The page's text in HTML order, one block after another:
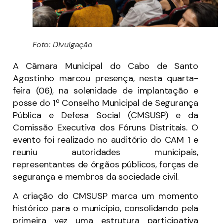
Foto: Divulgação
A Câmara Municipal do Cabo de Santo
Agostinho marcou presença, nesta quarta-
feira (06), na solenidade de implantação e
posse do 1º Conselho Municipal de Segurança
Pública e Defesa Social (CMSUSP) e da
Comissão Executiva dos Fóruns Distritais. O
evento foi realizado no auditório do CAM 1 e
reuniu autoridades municipais,
representantes de órgãos públicos, forças de
segurança e membros da sociedade civil.
A criação do CMSUSP marca um momento
histórico para o município, consolidando pela
primeira vez uma estrutura participativa